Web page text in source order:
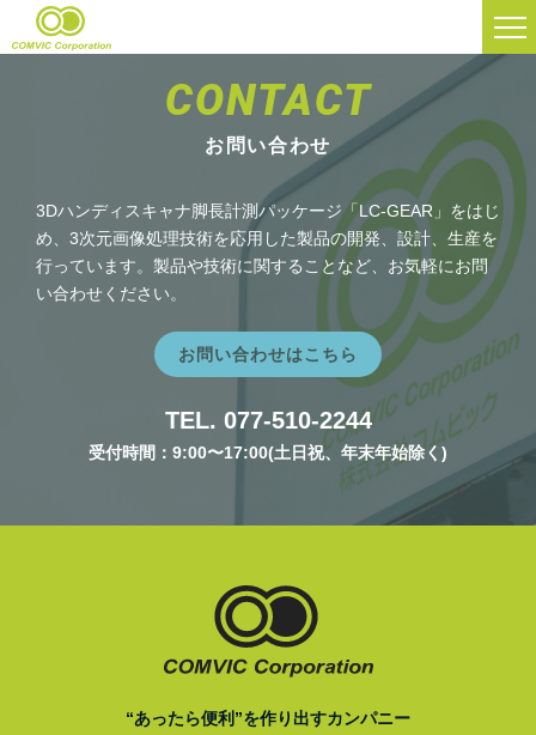
ここはアーカイブページです
CONTACT
お問い合わせ
3Dハンディスキャナ脚長計測パッケージ「LC-GEAR」をはじ
め、3次元画像処理技術を応用した製品の開発、設計、生産を
行っています。製品や技術に関することなど、お気軽にお問
い合わせください。
お問い合わせはこちら
TEL. 077-510-2244
受付時間：9:00〜17:00(土日祝、年末年始除く)
“あったら便利”を作り出すカンパニー